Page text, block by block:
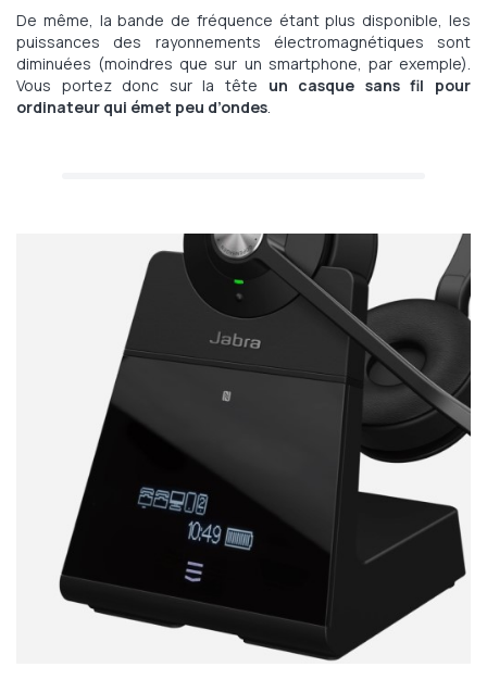
De même, la bande de fréquence étant plus disponible, les
puissances des rayonnements électromagnétiques sont
diminuées (moindres que sur un smartphone, par exemple).
Vous portez donc sur la tête un casque sans fil pour
ordinateur qui émet peu d’ondes.